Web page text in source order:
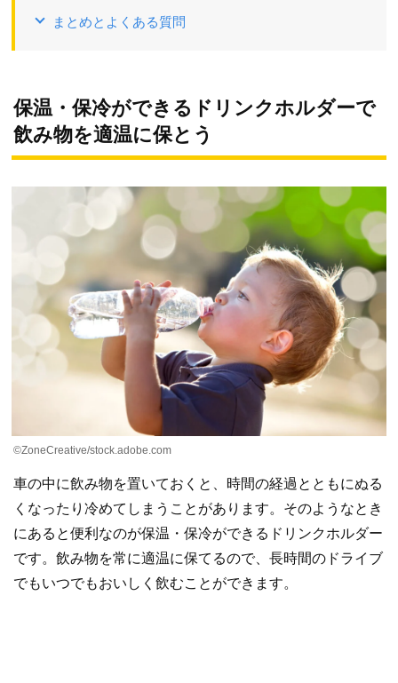
まとめとよくある質問
保温・保冷ができるドリンクホルダーで
飲み物を適温に保とう
©ZoneCreative/stock.adobe.com
車の中に飲み物を置いておくと、時間の経過とともにぬる
くなったり冷めてしまうことがあります。そのようなとき
にあると便利なのが保温・保冷ができるドリンクホルダー
です。飲み物を常に適温に保てるので、長時間のドライブ
でもいつでもおいしく飲むことができます。